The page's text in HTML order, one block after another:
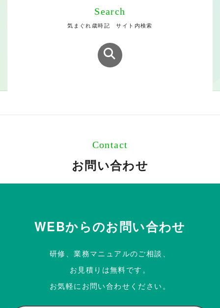
Search
気まぐれ歳時記 サイト内検索
Contact
お問い合わせ
WEBからのお問い合わせ
研修、業務マニュアルのご相談、
お見積りは無料です。
お気軽にお問い合わせください。